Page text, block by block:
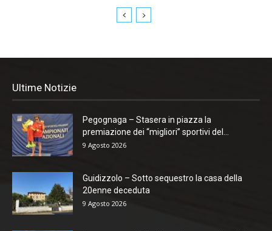
Ultime Notizie
Pegognaga – Stasera in piazza la
premiazione dei “migliori” sportivi del...
9 Agosto 2026
Guidizzolo – Sotto sequestro la casa della
20enne deceduta
9 Agosto 2026